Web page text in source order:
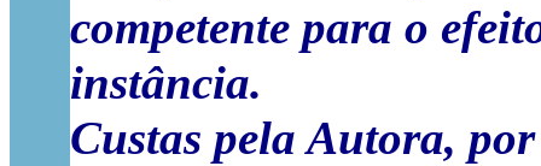
competente para o
instância.
Custas pela Autora,